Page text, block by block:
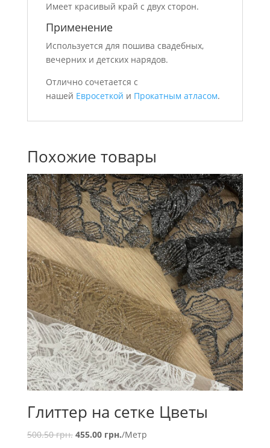
Имеет красивый край с двух сторон.
Применение
Используется для пошива свадебных,
вечерних и детских нарядов.
Отлично сочетается с
нашей Евросеткой и Прокатным атласом.
Похожие товары
Глиттер на сетке Цветы
500.50грн. 455.00 грн./Метр